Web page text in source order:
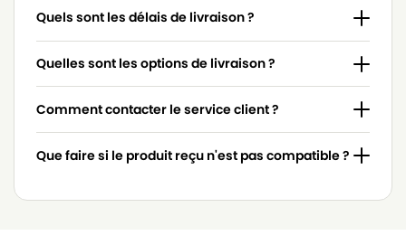
Quels sont les délais de livraison ?
Quelles sont les options de livraison ?
Comment contacter le service client ?
Que faire si le produit reçu n'est pas compatible ?